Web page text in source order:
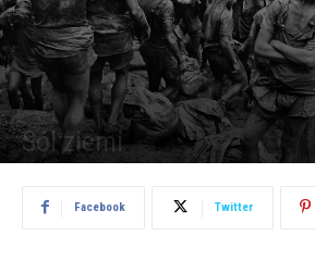
Sól ziemi
Facebook Twitter